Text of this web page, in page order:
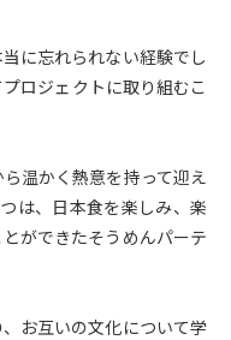
に忘れられない経験でし
ロジェクトに取り組むこ
温かく熱意を持って迎え
は、日本食を楽しみ、楽
ができたそうめんパーテ
お互いの文化について学